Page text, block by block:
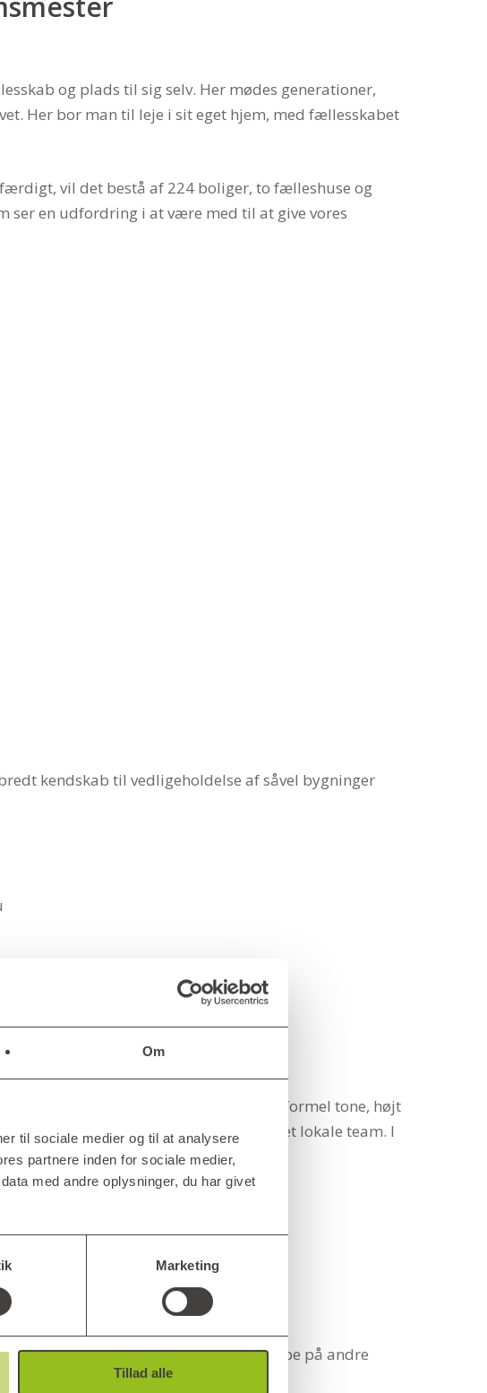
Om
til sociale medier og til at analysere
partnere inden for sociale medier,
med andre oplysninger, du har givet
Marketing
Tillad alle
og plads til sig selv. Her mødes generationer,
Her bor man til leje i sit eget hjem, med fællesskabet
vil det bestå af 224 boliger, to fælleshuse og
ser en udfordring i at være med til at give vores
kendskab til vedligeholdelse af såvel bygninger
boligkoncepter. Vi har en uformel tone, højt
med vores fællesskabskoordinator det lokale team. I
Du må forvente at skulle hjælpe på andre